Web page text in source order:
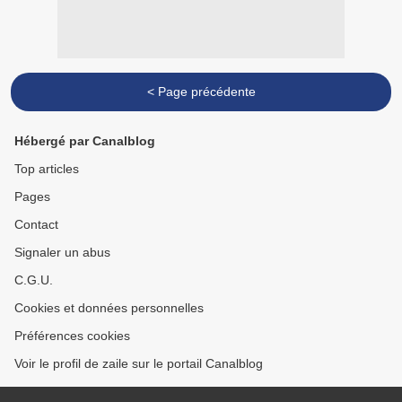
< Page précédente
Hébergé par Canalblog
Top articles
Pages
Contact
Signaler un abus
C.G.U.
Cookies et données personnelles
Préférences cookies
Voir le profil de zaile sur le portail Canalblog